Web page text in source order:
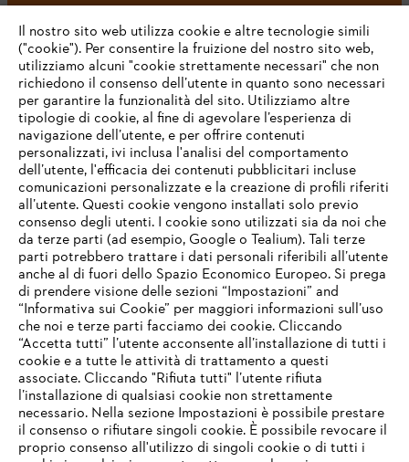
#STIHL
L’azienda
STIHL FAQ
Service
Termini e condizioni generali Privacy policy
IHR BROWSER WIRD NICHT
UNTERSTÜTZT
Sie nutzen einen Browser, den wir noch nicht unterstützen. Für
eine optimale Nutzung unserer Seite empfehlen wir Ihnen, zu
einem der folgenden Browser zu wechseln:
Il nostro sito web utilizza cookie e altre tecnologie simili
("cookie"). Per consentire la fruizione del nostro sito web,
utilizziamo alcuni "cookie strettamente necessari" che non
richiedono il consenso dell’utente in quanto sono necessari
per garantire la funzionalità del sito. Utilizziamo altre
tipologie di cookie, al fine di agevolare l’esperienza di
navigazione dell’utente, e per offrire contenuti
personalizzati, ivi inclusa l'analisi del comportamento
dell’utente, l'efficacia dei contenuti pubblicitari incluse
comunicazioni personalizzate e la creazione di profili riferiti
all’utente. Questi cookie vengono installati solo previo
consenso degli utenti. I cookie sono utilizzati sia da noi che
da terze parti (ad esempio, Google o Tealium). Tali terze
parti potrebbero trattare i dati personali riferibili all’utente
anche al di fuori dello Spazio Economico Europeo. Si prega
di prendere visione delle sezioni “Impostazioni” and
“Informativa sui Cookie” per maggiori informazioni sull’uso
che noi e terze parti facciamo dei cookie. Cliccando
“Accetta tutti” l’utente acconsente all’installazione di tutti i
cookie e a tutte le attività di trattamento a questi
associate. Cliccando "Rifiuta tutti" l’utente rifiuta
l’installazione di qualsiasi cookie non strettamente
necessario. Nella sezione Impostazioni è possibile prestare
il consenso o rifiutare singoli cookie. È possibile revocare il
proprio consenso all'utilizzo di singoli cookie o di tutti i